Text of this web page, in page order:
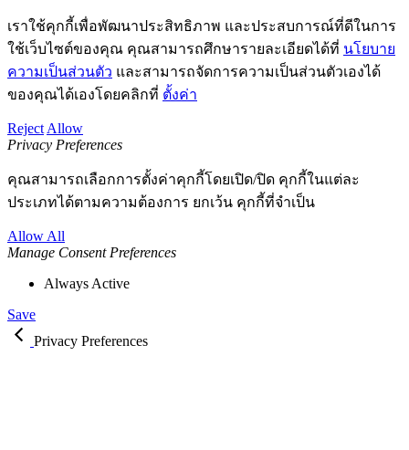
เราใช้คุกกี้เพื่อพัฒนาประสิทธิภาพ และประสบการณ์ที่ดีในการ
ใช้เว็บไซต์ของคุณ คุณสามารถศึกษารายละเอียดได้ที่ นโยบาย
ความเป็นส่วนตัว และสามารถจัดการความเป็นส่วนตัวเองได้
ของคุณได้เองโดยคลิกที่ ตั้งค่า
Reject Allow
Privacy Preferences
คุณสามารถเลือกการตั้งค่าคุกกี้โดยเปิด/ปิด คุกกี้ในแต่ละ
ประเภทได้ตามความต้องการ ยกเว้น คุกกี้ที่จำเป็น
Allow All
Manage Consent Preferences
Always Active
Save
Privacy Preferences